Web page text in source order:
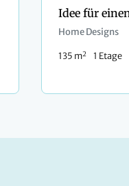
Idee für
Home Designs
135 m2 1 Etage